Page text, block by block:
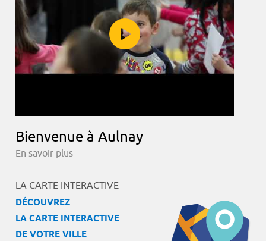
Bienvenue à Aulnay
En savoir plus
LA CARTE INTERACTIVE
DÉCOUVREZ
LA CARTE INTERACTIVE
DE VOTRE VILLE